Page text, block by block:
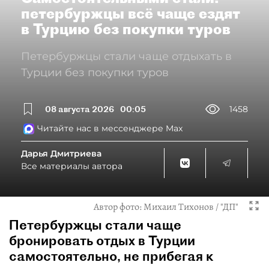
петербуржцы всё чаще ездят
в Турцию без покупки туров
Петербуржцы стали чаще отдыхать в
Турции без покупки туров
08 августа 2026 00:05
1458
Читайте нас в мессенджере Max
Дарья Дмитриева
Все материалы автора
Автор фото:Михаил Тихонов / "ДП"
Петербуржцы стали чаще
бронировать отдых в Турции
самостоятельно, не прибегая к